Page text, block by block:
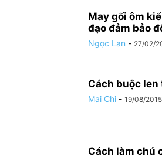
May gối ôm
đạo đảm bảo
Ngọc Lan - 27/02/
Cách buộc
Mai Chi - 19/08/2015
Cách làm chú